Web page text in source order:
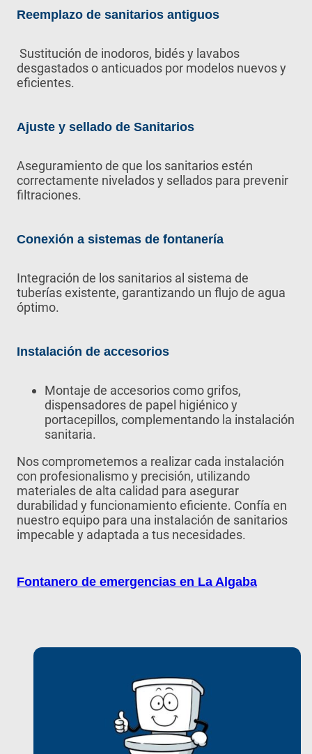
Reemplazo de sanitarios antiguos
Sustitución de inodoros, bidés y lavabos
desgastados o anticuados por modelos nuevos y
eficientes.
Ajuste y sellado de Sanitarios
Aseguramiento de que los sanitarios estén
correctamente nivelados y sellados para prevenir
filtraciones.
Conexión a sistemas de fontanería
Integración de los sanitarios al sistema de
tuberías existente, garantizando un flujo de agua
óptimo.
Instalación de accesorios
Montaje de accesorios como grifos,
dispensadores de papel higiénico y
portacepillos, complementando la instalación
sanitaria.
Nos comprometemos a realizar cada instalación
con profesionalismo y precisión, utilizando
materiales de alta calidad para asegurar
durabilidad y funcionamiento eficiente. Confía en
nuestro equipo para una instalación de sanitarios
impecable y adaptada a tus necesidades.
Fontanero de emergencias en La Algaba